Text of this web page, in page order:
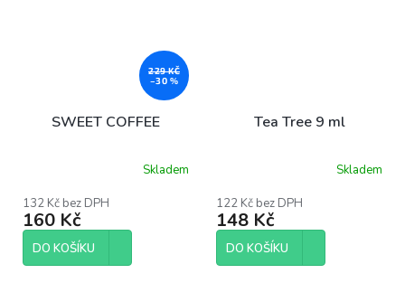
229 KČ
–30 %
SWEET COFFEE
produktu
je
5,0
5
Skladem
132 Kč bez DPH
160 Kč
DO KOŠÍKU
Tea Tree 9 ml
produktu
je
5,0
5
Skladem
122 Kč bez DPH
148 Kč
DO KOŠÍKU